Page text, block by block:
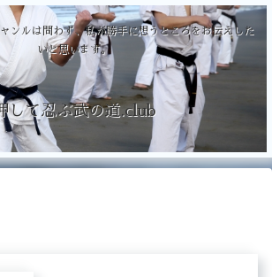
ンルは問わず、私が勝手に想うところをお伝えした
いと思います。
して忍ぶ武の道.club